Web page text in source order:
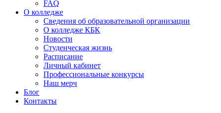
FAQ
О колледже
Сведения об образовательной организации
О колледже КБК
Новости
Студенческая жизнь
Расписание
Личный кабинет
Профессиональные конкурсы
Наш мерч
Блог
Контакты